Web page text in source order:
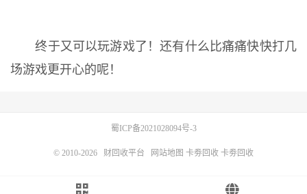
终于又可以玩游戏了！还有什么比痛痛快快打几
场游戏更开心的呢！
蜀ICP备2021028094号-3
© 2010-2026 财回收平台 网站地图 卡劵回收 卡劵回收